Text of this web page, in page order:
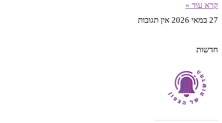
קרא עוד »
27 במאי 2026
אין תגובות
חדשות